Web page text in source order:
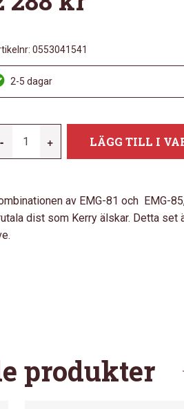
0553041541
2-5 dagar
-
SET
MÄNGD
+ LÄGG TILL I
av EMG-81 och EMG-
dist som Kerry älskar. Detta
produkter